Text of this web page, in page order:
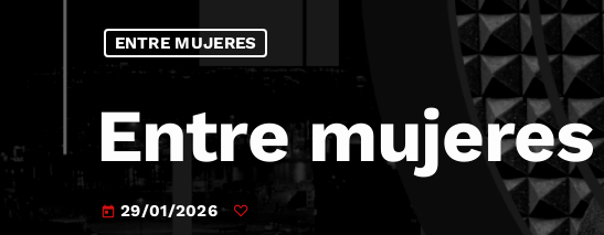
ENTRE MUJERES
Entre
today 29/01/2026